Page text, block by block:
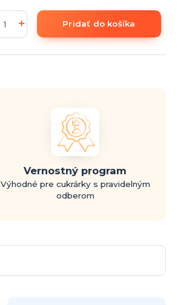
Pridať do košíka
Vernostný program
Výhodné pre cukrárky s pravidelným
odberom